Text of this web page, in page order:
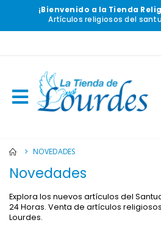
¡Bienvenido a la Tienda
Artículos religiosos del
NOVEDADES
Novedades
Explora los nuevos artículos del
24 Horas. Venta de artículos
Lourdes.
€15.00 €13.50
€21.90